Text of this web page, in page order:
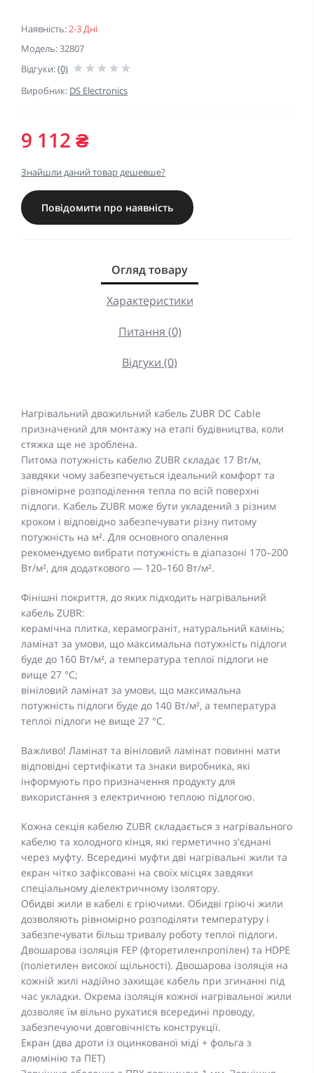
Наявність:2-3 Дні
Модель: 32807
Відгуки:(0)
Виробник: DS Electronics
9 112 ₴
Знайшли даний товар дешевше?
Повідомити про наявність
Огляд товару
Характеристики
Питання (0)
Відгуки (0)
Нагрівальний двожильний кабель ZUBR DC Cable
призначений для монтажу на етапі будівництва, коли
стяжка ще не зроблена.
Питома потужність кабелю ZUBR складає 17 Вт/м,
завдяки чому забезпечується ідеальний комфорт та
рівномірне розподілення тепла по всій поверхні
підлоги. Кабель ZUBR може бути укладений з різним
кроком і відповідно забезпечувати різну питому
потужність на м². Для основного опалення
рекомендуємо вибрати потужність в діапазоні 170–200
Вт/м², для додаткового — 120–160 Вт/м².
Фінішні покриття, до яких підходить нагрівальний
кабель ZUBR:
керамічна плитка, керамограніт, натуральний камінь;
ламінат за умови, що максимальна потужність підлоги
буде до 160 Вт/м², а температура теплої підлоги не
вище 27 °C;
вініловий ламінат за умови, що максимальна
потужність підлоги буде до 140 Вт/м², а температура
теплої підлоги не вище 27 °C.
Важливо! Ламінат та вініловий ламінат повинні мати
відповідні сертифікати та знаки виробника, які
інформують про призначення продукту для
використання з електричною теплою підлогою.
Кожна секція кабелю ZUBR складається з нагрівального
кабелю та холодного кінця, які герметично з'єднані
через муфту. Всередині муфти дві нагрівальні жили та
екран чітко зафіксовані на своїх місцях завдяки
спеціальному діелектричному ізолятору.
Обидві жили в кабелі є гріючими. Обидві гріючі жили
дозволяють рівномірно розподіляти температуру і
забезпечувати більш тривалу роботу теплої підлоги.
Двошарова ізоляція FEP (фторетиленпропілен) та HDPE
(поліетилен високої щільності). Двошарова ізоляція на
кожній жилі надійно захищає кабель при згинанні під
час укладки. Окрема ізоляція кожної нагрівальної жили
дозволяє їм вільно рухатися всередині проводу,
забезпечуючи довговічність конструкції.
Екран (два дроти із оцинкованої міді + фольга з
алюмінію та ПЕТ)